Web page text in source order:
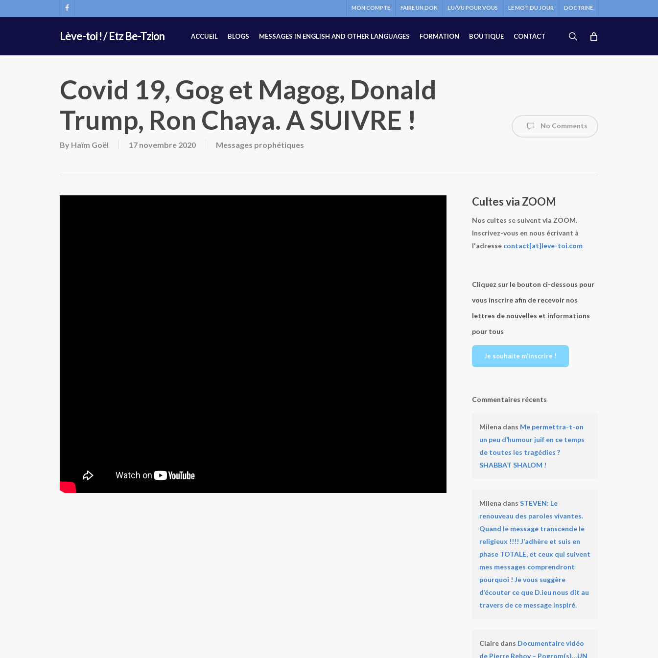
to
FACEBOOK
MON COMPTE FAIRE UN DON LU/VU POUR VOUS LE MOT DU JOUR DOCTRINE
Lève-toi ! / Etz Be-Tzion ACCUEIL BLOGS MESSAGES IN ENGLISH AND OTHER LANGUAGES FORMATION BOUTIQUE CONTACT search
Covid 19, Gog et Magog, Donald
Trump, Ron Chaya. A SUIVRE !
By Haïm Goël 17 novembre 2020 Messages prophétiques
No Comments
Cultes via ZOOM
Nos cultes se suivent via ZOOM.
Inscrivez-vous en nous écrivant à
l'adresse contact[at]leve-toi.com
Cliquez sur le bouton ci-dessous pour
vous inscrire afin de recevoir nos
lettres de nouvelles et informations
pour tous
Je souhaite m’inscrire !
Commentaires récents
Milena dans Me permettra-t-on
un peu d’humour juif en ce temps
de toutes les tragédies ?
SHABBAT SHALOM !
Milena dans STEVEN: Le
renouveau des paroles vivantes.
Quand le message transcende le
religieux !!!! J’adhère et suis en
phase TOTALE, et ceux qui suivent
mes messages comprendront
pourquoi ! Je vous suggère
d’écouter ce que D.ieu nous dit au
travers de ce message inspiré.
Clairedans Documentaire vidéo
de Pierre Rehov – Pogrom(s)…UN